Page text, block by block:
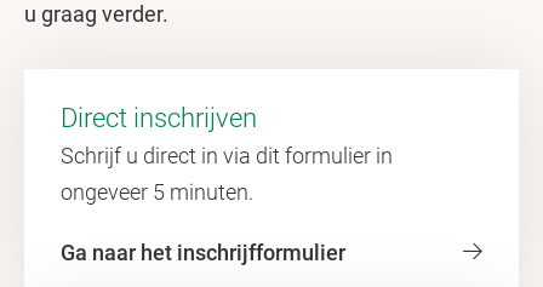
u graag verder.
Direct inschrijven
Schrijf u direct in via dit formulier in
ongeveer 5 minuten.
Ga naar het inschrijfformulier